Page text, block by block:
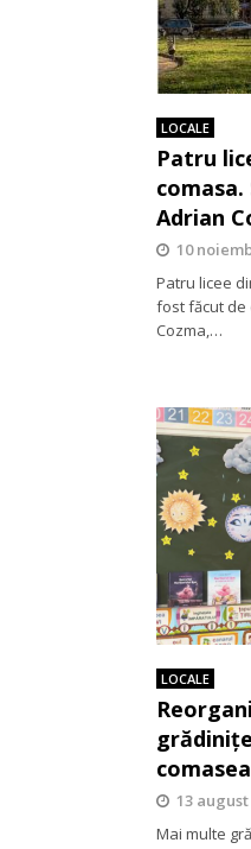
LOCALE
Patru
Adrian
10
Patru licee
fost făcut de
Cozma,…
LOCALE
13 august
Mai multe